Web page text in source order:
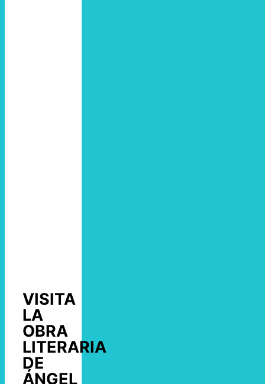
VISITA
LA
OBRA
LITERARIA
DE
ÁNGEL